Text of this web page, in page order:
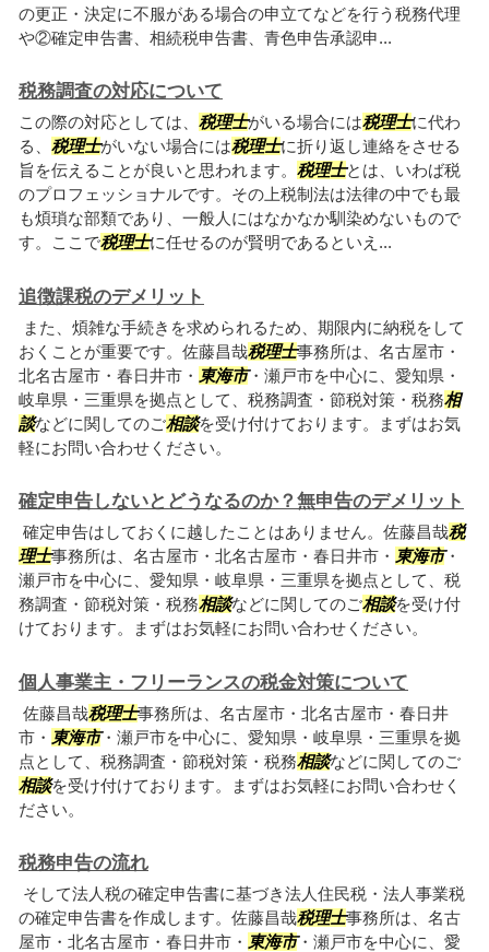
の更正・決定に不服がある場合の申立てなどを行う税務代理
や②確定申告書、相続税申告書、青色申告承認申...
税務調査の対応について
この際の対応としては、 税理士がいる場合には税理士に代わ
る、 税理士がいない場合には税理士に折り返し連絡をさせる
旨を伝えることが良いと思われます。 税理士とは、いわば税
のプロフェッショナルです。その上税制法は法律の中でも最
も煩瑣な部類であり、一般人にはなかなか馴染めないもので
す。ここで税理士に任せるのが賢明であるといえ...
追徴課税のデメリット
また、煩雑な手続きを求められるため、期限内に納税をして
おくことが重要です。佐藤昌哉税理士事務所は、名古屋市・
北名古屋市・春日井市・ 東海市・瀬戸市を中心に、愛知県・
岐阜県・三重県を拠点として、税務調査・節税対策・税務相
談などに関してのご相談を受け付けております。まずはお気
軽にお問い合わせください。
確定申告しないとどうなるのか？無申告のデメリット
確定申告はしておくに越したことはありません。佐藤昌哉税
理士事務所は、名古屋市・北名古屋市・春日井市・ 東海市・
瀬戸市を中心に、愛知県・岐阜県・三重県を拠点として、税
務調査・節税対策・税務相談などに関してのご相談を受け付
けております。まずはお気軽にお問い合わせください。
個人事業主・フリーランスの税金対策について
佐藤昌哉税理士事務所は、名古屋市・北名古屋市・春日井
市・ 東海市・瀬戸市を中心に、愛知県・岐阜県・三重県を拠
点として、税務調査・節税対策・税務相談などに関してのご
相談を受け付けております。まずはお気軽にお問い合わせく
ださい。
税務申告の流れ
そして法人税の確定申告書に基づき法人住民税・法人事業税
の確定申告書を作成します。佐藤昌哉税理士事務所は、名古
屋市・北名古屋市・春日井市・ 東海市・瀬戸市を中心に、愛